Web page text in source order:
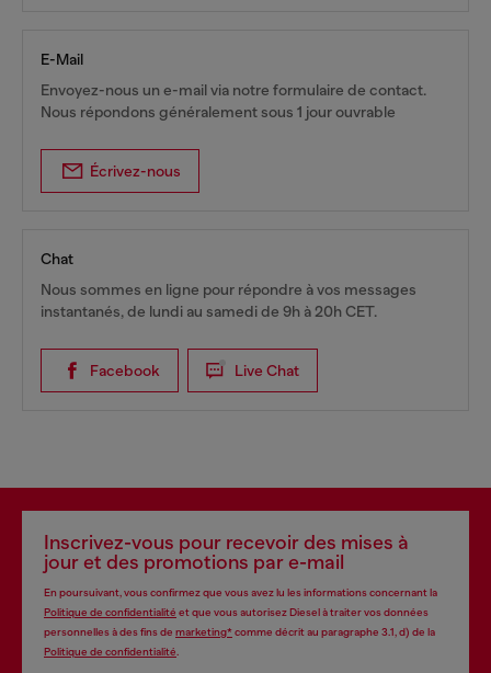
E-Mail
Envoyez-nous un e-mail via notre formulaire de contact.
Nous répondons généralement sous 1 jour ouvrable
Écrivez-nous
Chat
Nous sommes en ligne pour répondre à vos messages
instantanés, de lundi au samedi de 9h à 20h CET.
Facebook Live Chat
Inscrivez-vous pour recevoir des mises à
jour et des promotions par e-mail
En poursuivant, vous confirmez que vous avez lu les informations concernant la
Politique de confidentialité et que vous autorisez Diesel à traiter vos données
personnelles à des fins de marketing*comme décrit au paragraphe 3.1, d) de la
Politique de confidentialité.